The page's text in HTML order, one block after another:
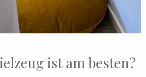
ist am besten?